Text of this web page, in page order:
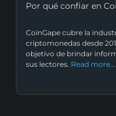
Por qué confiar en
CoinGape cubre la
criptomonedas desde
objetivo de brindar
sus lectores. Read more…